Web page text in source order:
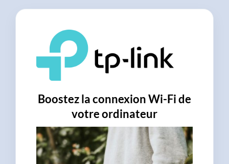
Boostez la connexion Wi-Fi de
votre ordinateur